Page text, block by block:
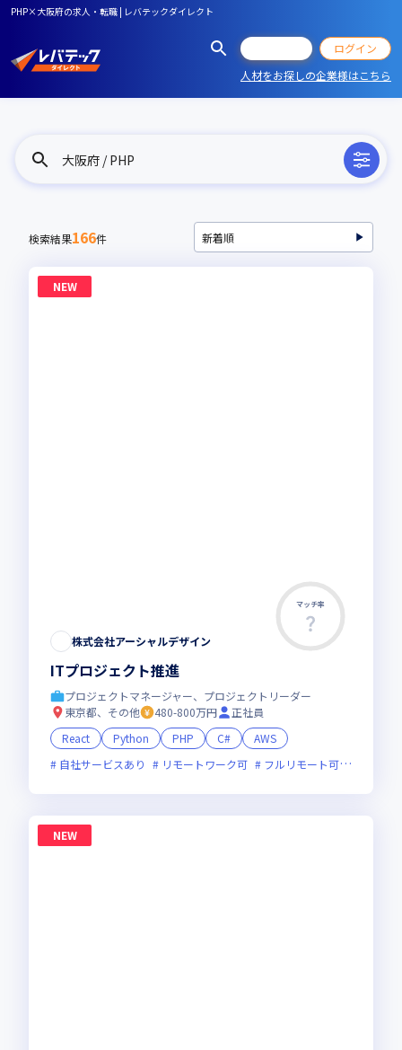
PHP×大阪府の求人・転職 | レバテックダイレクト
ログイン
人材をお探しの企業様はこちら
大阪府 / PHP
検索結果166件
NEW
マッチ率
株式会社アーシャルデザイン
ITプロジェクト推進
プロジェクトマネージャー、プロジェクトリーダー
東京都、その他
480-800万円
正社員
React
Python PHP C#
AWS
自社サービスあり
リモートワーク可 フルリモート可
NEW